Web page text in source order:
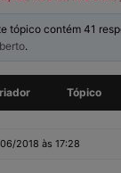
tópico contém 41
.
Tópico
2018 às 17:28